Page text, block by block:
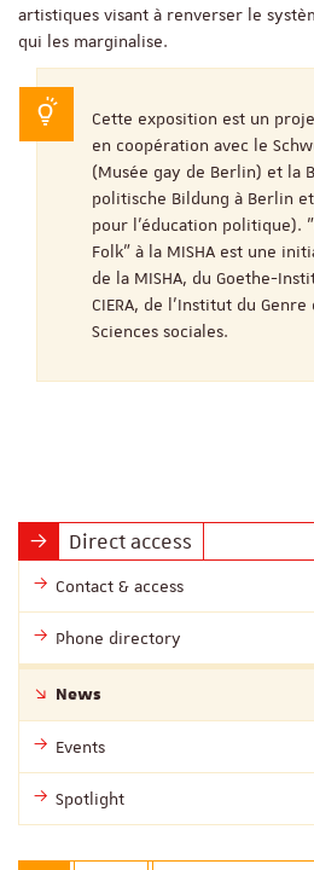
artistiques visant à renverser le
qui les marginalise.
Cette exposition est un
en coopération avec le
(Musée gay de Berlin) et la
politische Bildung à Berlin
pour l'éducation politique).
Folk" à la MISHA est une
de la MISHA, du Goethe-
CIERA, de l’Institut du
Sciences sociales.
Direct access
Contact & access
Phone directory
News
Events
Spotlight